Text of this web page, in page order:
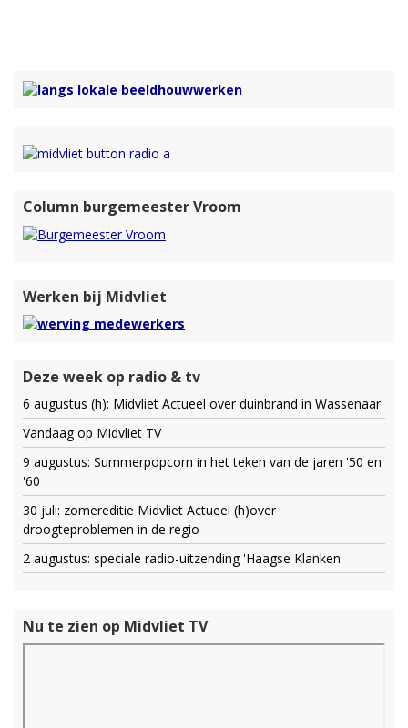
Column burgemeester Vroom
Werken bij Midvliet
Deze week op radio & tv
6 augustus (h): Midvliet Actueel over duinbrand in Wassenaar
Vandaag op Midvliet TV
9 augustus: Summerpopcorn in het teken van de jaren '50 en
'60
30 juli: zomereditie Midvliet Actueel (h)over
droogteproblemen in de regio
2 augustus: speciale radio-uitzending 'Haagse Klanken'
Nu te zien op Midvliet TV